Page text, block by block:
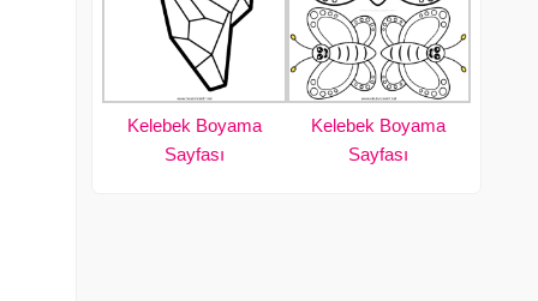
Kelebek Boyama
Sayfası
Kelebek Boyama
Sayfası